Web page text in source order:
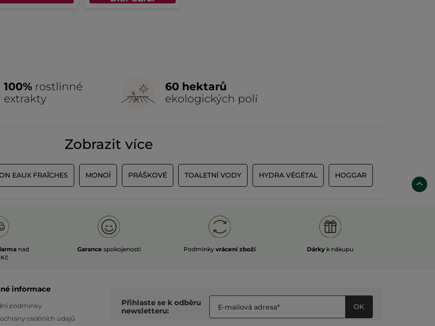
100% rostlinné
extrakty
60 hektarů
ekologických polí
Zobrazit více
EAUX FRAÎCHES MONOÏ PRÁŠKOVÉ TOALETNÍ VODY HYDRA VÉGÉTAL HOGGAR
nad
Garance spokojenosti Podmínky vrácení zboží Dárky k nákupu
informace
podmínky
osobních údajů
Přihlaste se k odběru
newsletteru:
OK